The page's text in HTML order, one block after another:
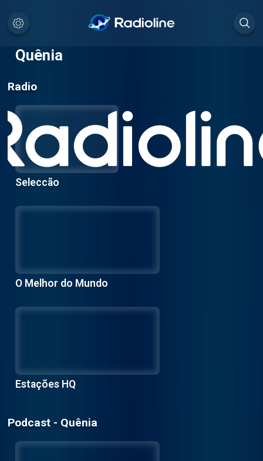
Quênia
Radio
Seleccão
O Melhor do Mundo
Estações HQ
Podcast - Quênia